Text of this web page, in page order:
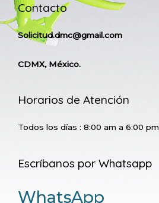
Contacto
Solicitud.dmc@gmail.com
CDMX, México.
Horarios de Atención
Todos los días : 8:00 am a 6:00 pm
Escríbanos por Whatsapp
WhatsApp